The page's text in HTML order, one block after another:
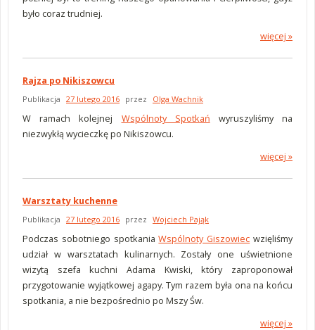
było coraz trudniej.
więcej »
Rajza po Nikiszowcu
Publikacja 27 lutego 2016 przez Olga Wachnik
W ramach kolejnej Wspólnoty Spotkań
wyruszyliśmy na
niezwykłą wycieczkę po Nikiszowcu.
więcej »
Warsztaty kuchenne
Publikacja 27 lutego 2016 przez Wojciech Pająk
Podczas sobotniego spotkaniaWspólnoty Giszowiec wzięliśmy
udział w warsztatach kulinarnych. Zostały one uświetnione
wizytą szefa kuchni Adama Kwiski, który zaproponował
przygotowanie wyjątkowej agapy. Tym razem była ona na końcu
spotkania, a nie bezpośrednio po Mszy Św.
więcej »